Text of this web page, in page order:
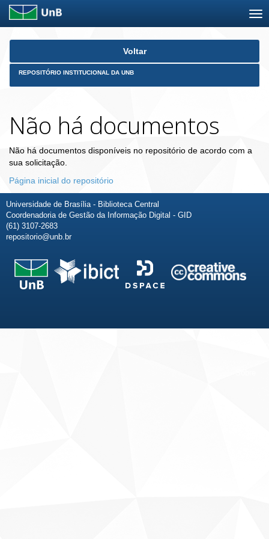
Skip
Voltar
REPOSITÓRIO INSTITUCIONAL DA UNB
Não há documentos
Não há documentos disponíveis no repositório de acordo com a
sua solicitação.
Página inicial do repositório
Universidade de Brasília - Biblioteca Central
Coordenadoria de Gestão da Informação Digital - GID
(61) 3107-2683
repositorio@unb.br